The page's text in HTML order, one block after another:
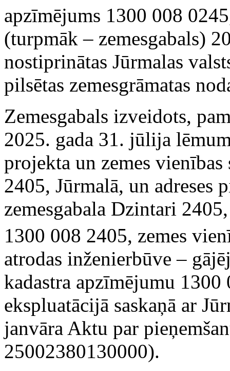
apzīmējums 1300 008
(turpmāk – zemesgabals)
nostiprinātas Jūrmalas
pilsētas zemesgrāmatas
Zemesgabals izveidots,
2025. gada 31. jūlija
projekta un zemes
2405, Jūrmalā, un adreses
zemesgabala Dzintari
1300 008 2405, zemes
atrodas inženierbūve –
kadastra apzīmējumu
ekspluatācijā saskaņā ar
janvāra Aktu par
25002380130000).